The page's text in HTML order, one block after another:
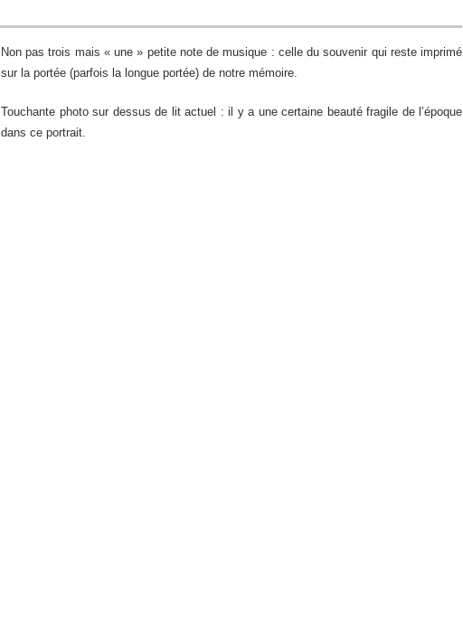
Non pas trois mais « une » petite note de musique : celle du souvenir qui reste imprimé
sur la portée (parfois la longue portée) de notre mémoire.
Touchante photo sur dessus de lit actuel : il y a une certaine beauté fragile de l’époque
dans ce portrait.